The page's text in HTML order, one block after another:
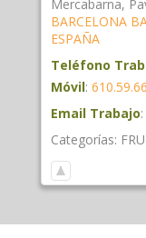
Mercabarna,
BARCELONA
ESPAÑA
Teléfono
Móvil:
Email Trabajo:
Categorías: